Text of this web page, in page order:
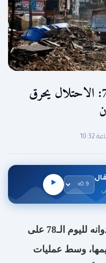
الوطني سياسة
جنين تحت النار لليوم الـ78: الاحتلال يحرق
يواصل الاحتلال الصهيوني عدوانه لليوم الـ78 على
وسط عمليات